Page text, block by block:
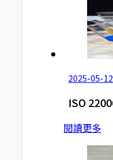
2025-05-12
ISO
閱讀更多